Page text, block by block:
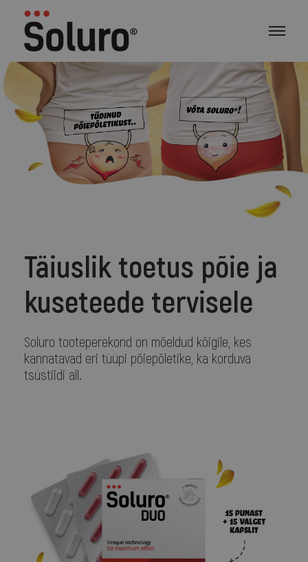
Täiuslik toetus põie ja
kuseteede tervisele
Soluro tooteperekond on mõeldud kõigile, kes
kannatavad eri tüüpi põiepõletike, ka korduva
tsüstiidi all.